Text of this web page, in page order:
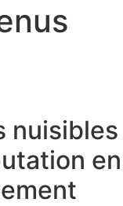
nuisibles
en